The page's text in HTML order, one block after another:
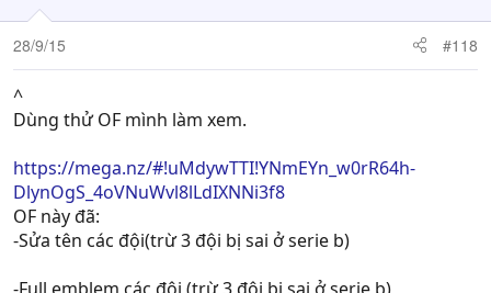
28/9/15 #118
^
Dùng thử OF mình làm xem.
https://mega.nz/#!uMdywTTI!YNmEYn_w0rR64h-
DlynOgS_4oVNuWvl8lLdIXNNi3f8
OF này đã:
-Sửa tên các đội(trừ 3 đội bị sai ở serie b)
-Full emblem các đội (trừ 3 đội bị sai ở serie b)